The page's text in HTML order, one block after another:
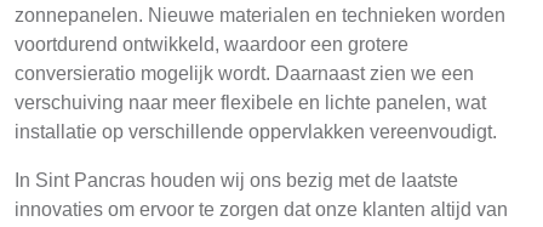
zonnepanelen. Nieuwe materialen en technieken worden
voortdurend ontwikkeld, waardoor een grotere
conversieratio mogelijk wordt. Daarnaast zien we een
verschuiving naar meer flexibele en lichte panelen, wat
installatie op verschillende oppervlakken vereenvoudigt.
In Sint Pancras houden wij ons bezig met de laatste
innovaties om ervoor te zorgen dat onze klanten altijd van